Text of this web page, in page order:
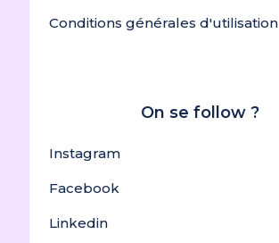
Conditions générales d'utilisation
On se follow ?
Instagram
Facebook
Linkedin